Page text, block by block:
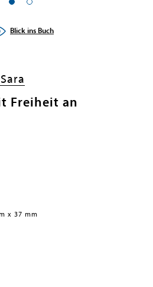
Blick ins Buch
Freiheit an
x 37 mm